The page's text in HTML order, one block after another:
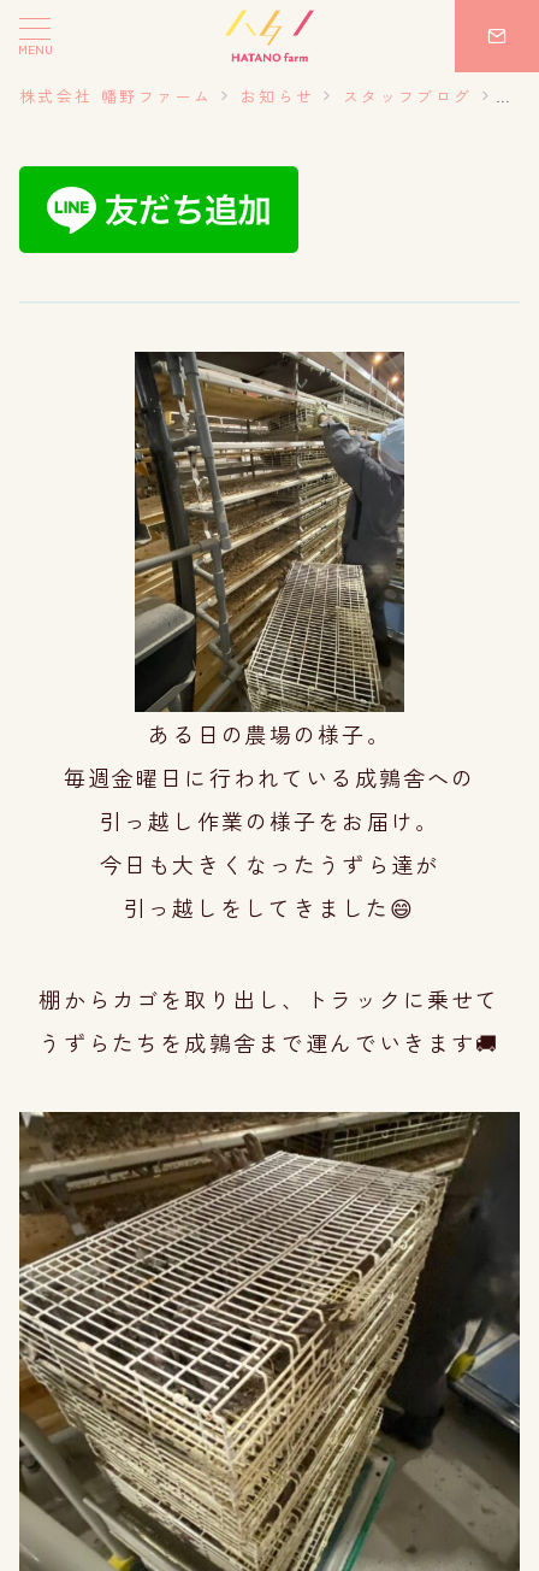
MENU
株式会社 幡野ファーム お知らせ スタッフブログ
ある日の農場の様子。
毎週金曜日に行われている成鶉舎への
引っ越 し 作業の様子をお届け。
今日も大きくなったうずら達が
引っ越しをして きま した😄
棚からカゴを取り出し、トラックに乗せて
うず らたちを成鶉舎まで運んでいきます🚚